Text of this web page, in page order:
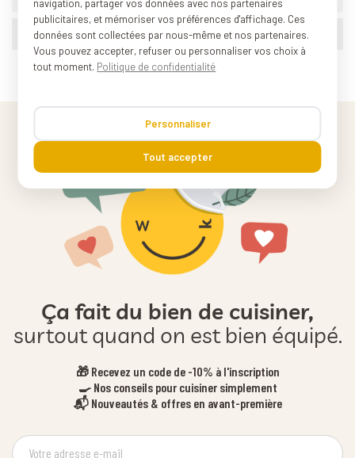
Poids (conditionnement) 0.100 kg
Ça fait du bien de cuisiner,
surtout quand on est bien équipé.
🎁 Recevez un code de -10% à l'inscription
🍳 Nos conseils pour cuisiner simplement
📬 Nouveautés & offres en avant-première
navigation, partager vos données avec nos partenaires
publicitaires, et mémoriser vos préférences d'affichage. Ces
données sont collectées par nous-même et nos partenaires.
Vous pouvez accepter, refuser ou personnaliser vos choix à
tout moment. Politique de confidentialité
Personnaliser
Tout accepter